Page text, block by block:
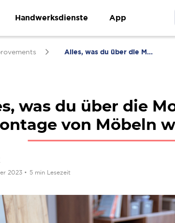
Handwerksdienste App
Alles, was du über die M...
was du über die
von Möbeln
2023 • 5 min Lesezeit